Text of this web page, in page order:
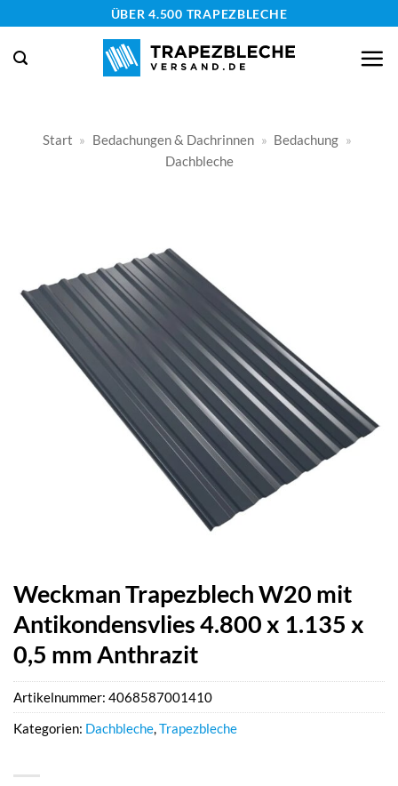
springen
ÜBER 4.500 TRAPEZBLECHE
Start » Bedachungen & Dachrinnen » Bedachung »
Dachbleche
Weckman Trapezblech W20 mit
Antikondensvlies 4.800 x 1.135 x
0,5 mm Anthrazit
Artikelnummer: 4068587001410
Kategorien: Dachbleche,Trapezbleche